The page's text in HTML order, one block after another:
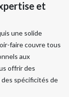
et
une solide
faire couvre tous
aux
offrir des
spécificités de